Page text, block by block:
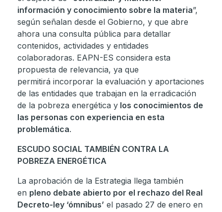
información y conocimiento sobre la materia”,
según señalan desde el Gobierno, y que abre
ahora una consulta pública para detallar
contenidos, actividades y entidades
colaboradoras. EAPN-ES considera esta
propuesta de relevancia, ya que
permitirá incorporar la evaluación y aportaciones
de las entidades que trabajan en la erradicación
de la pobreza energética y los conocimientos de
las personas con experiencia en esta
problemática.
ESCUDO SOCIAL TAMBIÉN CONTRA LA
POBREZA ENERGÉTICA
La aprobación de la Estrategia llega también
en pleno debate abierto por el rechazo del Real
Decreto-ley ‘ómnibus’ el pasado 27 de enero en